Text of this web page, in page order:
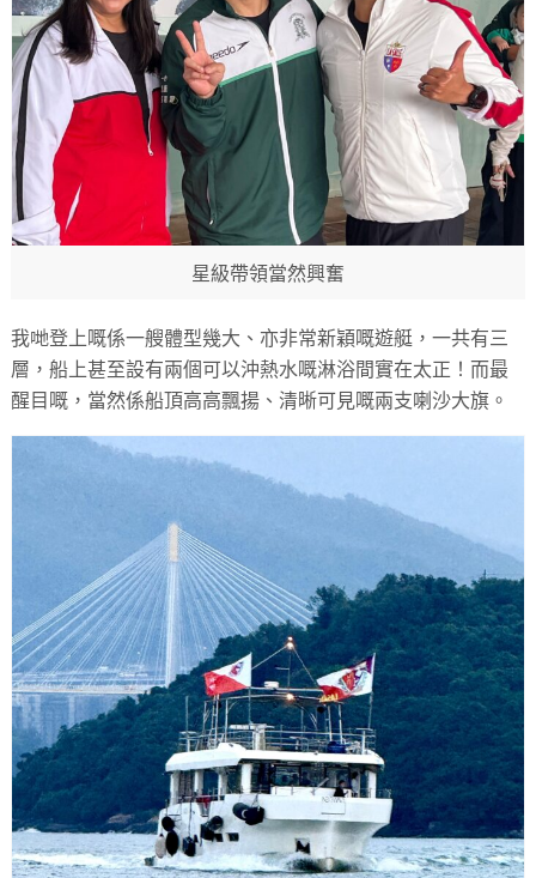
星級帶領當然興奮
我哋登上嘅係一艘體型幾大、亦非常新穎嘅遊艇，一共有三
層，船上甚至設有兩個可以沖熱水嘅淋浴間實在太正！而最
醒目嘅，當然係船頂高高飄揚、清晰可見嘅兩支喇沙大旗。